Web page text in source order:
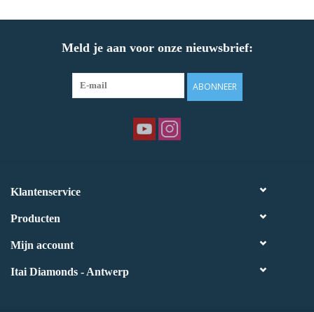
Meld je aan voor onze nieuwsbrief:
ABONNEER
Klantenservice
Producten
Mijn account
Itai Diamonds - Antwerp